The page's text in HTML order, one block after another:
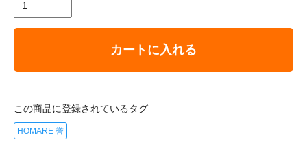
カートに入れる
この商品に登録されているタグ
HOMARE 誉